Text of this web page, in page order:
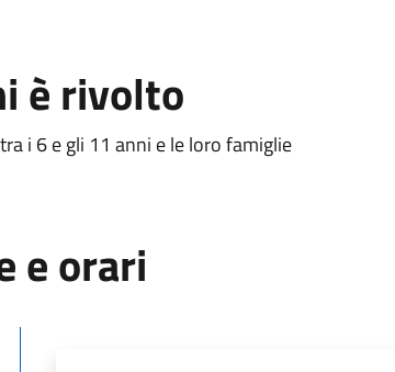
è rivolto
i 6 e gli 11 anni e le loro famiglie
e orari